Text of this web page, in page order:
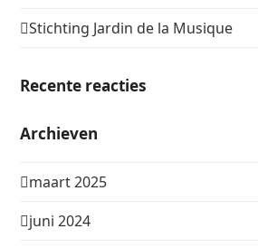
Stichting Jardin de la Musique
Recente reacties
Archieven
maart 2025
juni 2024